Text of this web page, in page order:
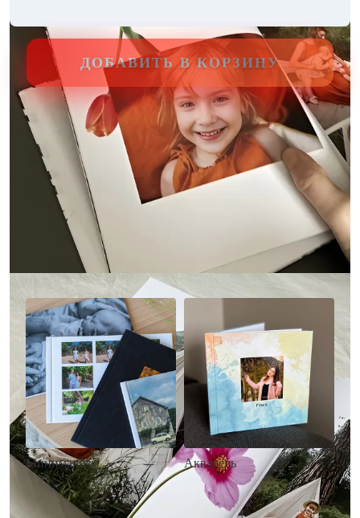
ДОБАВИТЬ В КОРЗИНУ
Другие стили фотокниг
Минимализм
• Без декора
• Выбор цвета фона
Акварель
• Декор в стиле
акварельных красок